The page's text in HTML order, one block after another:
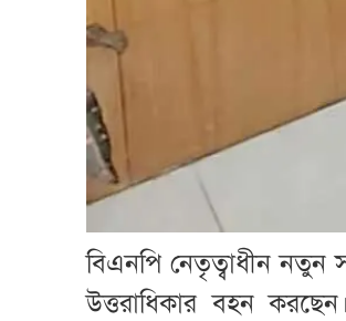
বিএনপি নেতৃত্বাধীন নতুন
উত্তরাধিকার বহন